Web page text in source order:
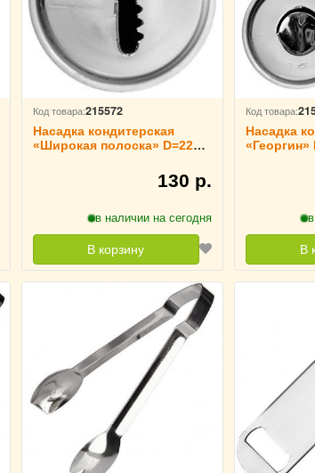
Код товара:215572
Насадка кондитерская
«Широкая полоска» D=22
130 р.
в наличии на сегодня
В корзину
Код товара:
Насадка
«Георгин»
В